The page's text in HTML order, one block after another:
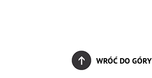
WRÓĆ DO GÓRY